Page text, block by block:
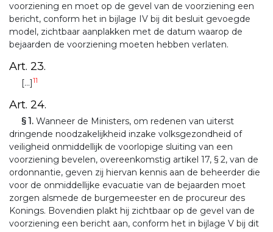
voorziening en moet op de gevel van de voorziening een
bericht, conform het in bijlage IV bij dit besluit gevoegde
model, zichtbaar aanplakken met de datum waarop de
bejaarden de voorziening moeten hebben verlaten.
Art. 23.
[...]11
Art. 24.
§ 1. Wanneer de Ministers, om redenen van uiterst
dringende noodzakelijkheid inzake volksgezondheid of
veiligheid onmiddellijk de voorlopige sluiting van een
voorziening bevelen, overeenkomstig artikel 17, § 2, van de
ordonnantie, geven zij hiervan kennis aan de beheerder die
voor de onmiddellijke evacuatie van de bejaarden moet
zorgen alsmede de burgemeester en de procureur des
Konings. Bovendien plakt hij zichtbaar op de gevel van de
voorziening een bericht aan, conform het in bijlage V bij dit